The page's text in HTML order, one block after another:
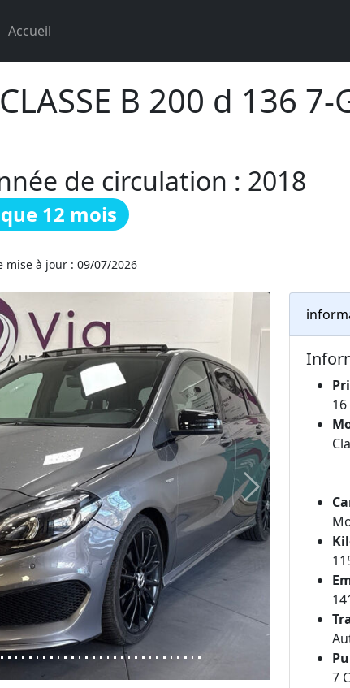
Accueil
B 200 d 136 7-
de circulation : 2018
12 mois
mise à jour : 09/07/2026
Next
7